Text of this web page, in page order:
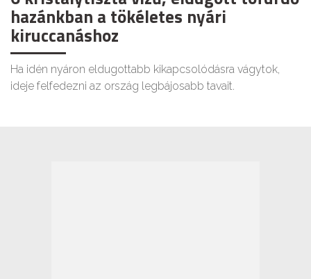
hazánkban a tökéletes nyári
kiruccanáshoz
Ha idén nyáron eldugottabb kikapcsolódásra vágytok,
ideje felfedezni az ország legbájosabb tavait.